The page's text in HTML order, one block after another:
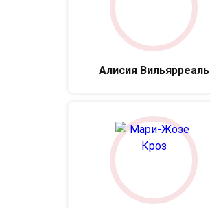
Алисия Вильярреаль